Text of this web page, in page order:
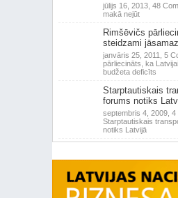
jūlijs 16, 2013, 48
makā nejūt
Rimšēvičs
steidzami
janvāris 25, 2011, 5
pārliecināts, ka
budžeta deficīts
Starptautiskais
forums notiks
septembris 4, 2009, 4
Starptautiskais
notiks Latvijā